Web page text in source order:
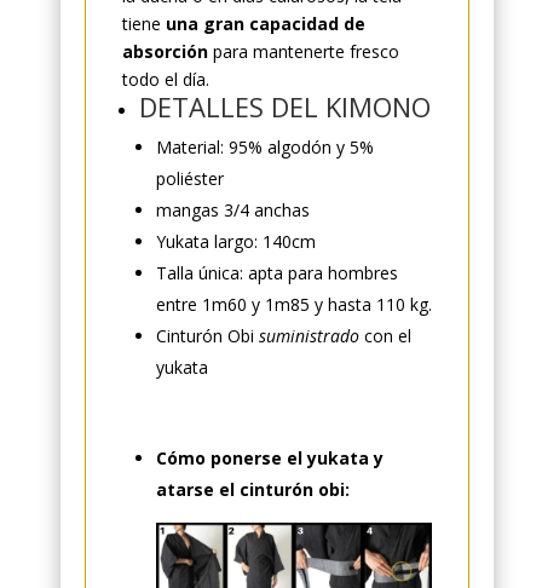
tiene una gran capacidad de
absorciónpara mantenerte fresco
todo el día.
DETALLES DEL KIMONO
Material: 95% algodón y 5%
poliéster
mangas 3/4 anchas
Yukata largo: 140cm
Talla única: apta para hombres
entre 1m60 y 1m85 y hasta 110 kg.
Cinturón Obi suministradocon el
yukata
Cómo ponerse el yukata y
atarse el cinturón obi: